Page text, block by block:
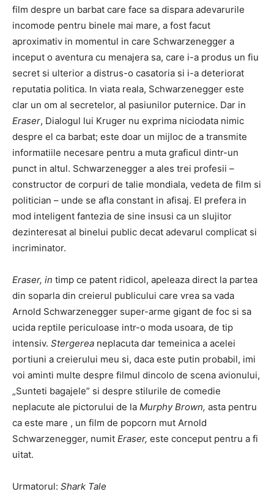
film despre un barbat care face sa dispara adevarurile
incomode pentru binele mai mare, a fost facut
aproximativ in momentul in care Schwarzenegger a
inceput o aventura cu menajera sa, care i-a produs un fiu
secret si ulterior a distrus-o casatoria si i-a deteriorat
reputatia politica. In viata reala, Schwarzenegger este
clar un om al secretelor, al pasiunilor puternice. Dar in
Eraser, Dialogul lui Kruger nu exprima niciodata nimic
despre el ca barbat; este doar un mijloc de a transmite
informatiile necesare pentru a muta graficul dintr-un
punct in altul. Schwarzenegger a ales trei profesii –
constructor de corpuri de talie mondiala, vedeta de film si
politician – unde se afla constant in afisaj. El prefera in
mod inteligent fantezia de sine insusi ca un slujitor
dezinteresat al binelui public decat adevarul complicat si
incriminator.
Eraser, in timp ce patent ridicol, apeleaza direct la partea
din soparla din creierul publicului care vrea sa vada
Arnold Schwarzenegger super-arme gigant de foc si sa
ucida reptile periculoase intr-o moda usoara, de tip
intensiv. Stergerea neplacuta dar temeinica a acelei
portiuni a creierului meu si, daca este putin probabil, imi
voi aminti multe despre filmul dincolo de scena avionului,
„Sunteti bagajele” si despre stilurile de comedie
neplacute ale pictorului de la Murphy Brown, asta pentru
ca este mare , un film de popcorn mut Arnold
Schwarzenegger, numit Eraser, este conceput pentru a fi
uitat.
Urmatorul: Shark Tale